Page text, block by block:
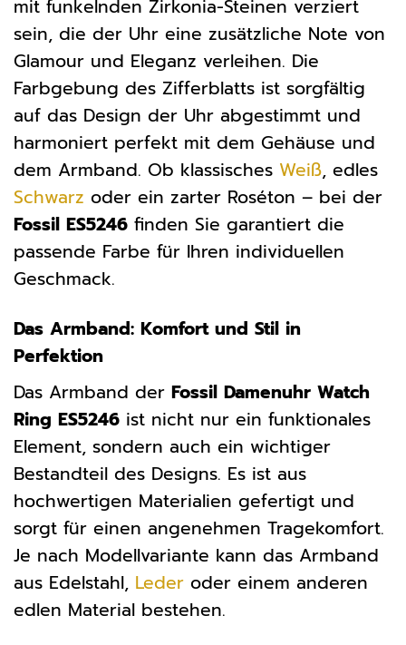
mit funkelnden Zirkonia-Steinen verziert
sein, die der Uhr eine zusätzliche Note von
Glamour und Eleganz verleihen. Die
Farbgebung des Zifferblatts ist sorgfältig
auf das Design der Uhr abgestimmt und
harmoniert perfekt mit dem Gehäuse und
dem Armband. Ob klassisches Weiß, edles
Schwarz oder ein zarter Roséton – bei der
Fossil ES5246 finden Sie garantiert die
passende Farbe für Ihren individuellen
Geschmack.
Das Armband: Komfort und Stil in
Perfektion
Das Armband der Fossil Damenuhr Watch
Ring ES5246 ist nicht nur ein funktionales
Element, sondern auch ein wichtiger
Bestandteil des Designs. Es ist aus
hochwertigen Materialien gefertigt und
sorgt für einen angenehmen Tragekomfort.
Je nach Modellvariante kann das Armband
aus Edelstahl, Leder oder einem anderen
edlen Material bestehen.